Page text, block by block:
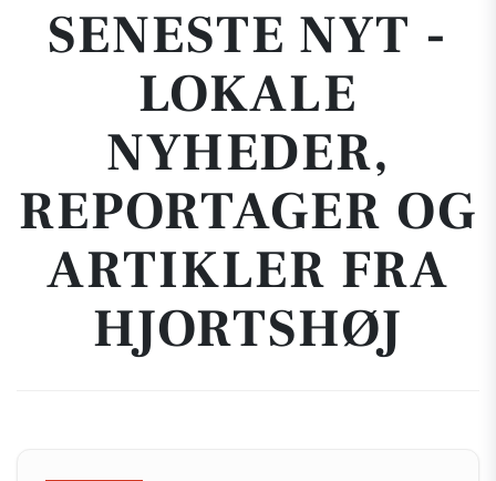
SENESTE NYT -
LOKALE
NYHEDER,
REPORTAGER OG
ARTIKLER FRA
HJORTSHØJ